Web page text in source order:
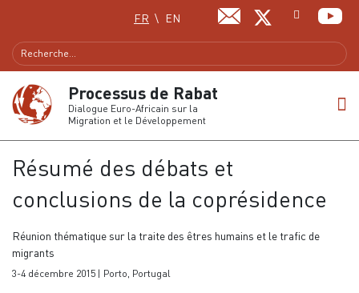
Sélectionnez votre langue
FR EN
Processus de Rabat
Dialogue Euro-Africain sur la
Migration et le Développement
Résumé des débats et
conclusions de la coprésidence
Réunion thématique sur la traite des êtres humains et le trafic de
migrants
3-4 décembre 2015 | Porto, Portugal